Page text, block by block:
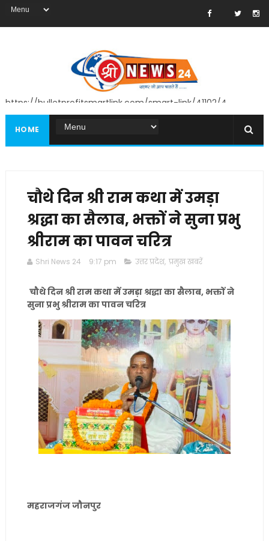
https://bulletprofitsmartlink.com/smart-link/41102/4
HOME
चौथे दिन श्री राम कथा में उमड़ा
श्रद्धा का सैलाब, भक्तों ने सुना प्रभु
श्रीराम का पावन चरित्र
Shri News 24 9:17 pm उत्तर प्रदेश, प्रमुख खबरें
चौथे दिन श्री राम कथा में उमड़ा श्रद्धा का सैलाब, भक्तों ने
सुना प्रभु श्रीराम का पावन चरित्र
महराजगंज जौनपुर